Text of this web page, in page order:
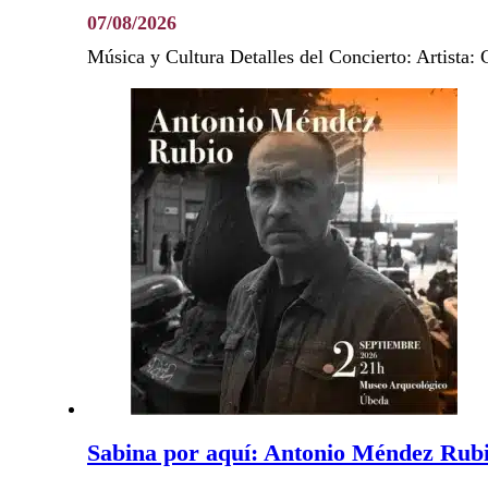
07/08/2026
Música y Cultura Detalles del Concierto: Artista:
Sabina por aquí: Antonio Méndez